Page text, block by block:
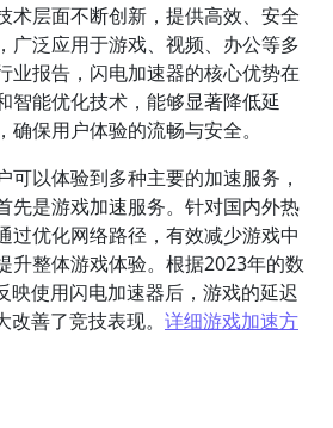
术层面不断创新，提供高效、安全
广泛应用于游戏、视频、办公等多
业报告，闪电加速器的核心优势在
智能优化技术，能够显著降低延
保用户体验的流畅与安全。
可以体验到多种主要的加速服务，
先是游戏加速服务。针对国内外热
过优化网络路径，有效减少游戏中
升整体游戏体验。根据2023年的数
映使用闪电加速器后，游戏的延迟
善了竞技表现。 详细游戏加速方